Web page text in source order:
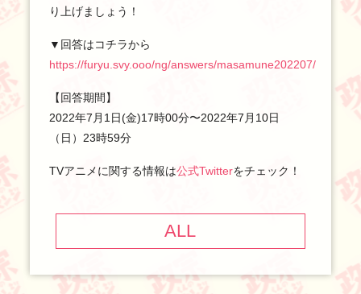
り上げましょう！
▼回答はコチラから
https://furyu.svy.ooo/ng/answers/masamune202207/
【回答期間】
2022年7月1日(金)17時00分〜2022年7月10日
（日）23時59分
TVアニメに関する情報は公式Twitterをチェック！
ALL